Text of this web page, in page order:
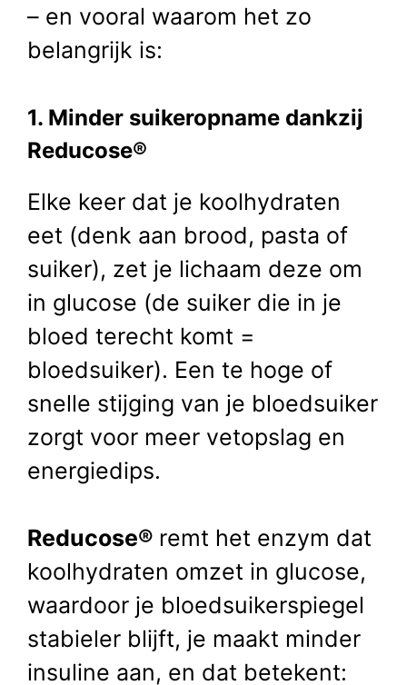
– en vooral waarom het zo
belangrijk is:
1. Minder suikeropname dankzij
Reducose®
Elke keer dat je koolhydraten
eet (denk aan brood, pasta of
suiker), zet je lichaam deze om
in glucose (de suiker die in je
bloed terecht komt =
bloedsuiker). Een te hoge of
snelle stijging van je bloedsuiker
zorgt voor meer vetopslag en
energiedips.
Reducose® remt het enzym dat
koolhydraten omzet in glucose,
waardoor je bloedsuikerspiegel
stabieler blijft, je maakt minder
insuline aan, en dat betekent: